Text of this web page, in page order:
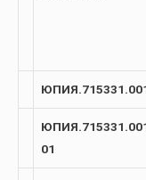
01